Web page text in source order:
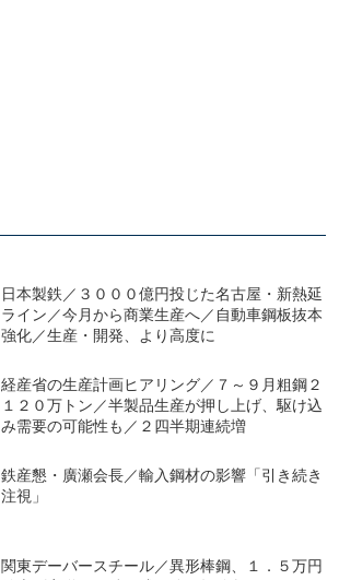
日本製鉄／３０００億円投じた名古屋・新熱延
ライン／今月から商業生産へ／自動車鋼板抜本
強化／生産・開発、より高度に
経産省の生産計画ヒアリング／７～９月粗鋼２
１２０万トン／半製品生産が押し上げ、駆け込
み需要の可能性も／２四半期連続増
鉄産懇・廣瀬会長／輸入鋼材の影響「引き続き
注視」
関東デーバースチール／異形棒鋼、１．５万円